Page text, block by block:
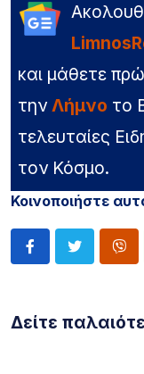
και μάθετε
την Λήμνο το
τελευταίες
τον Κόσμο.
Κοινοποιήστε
Δείτε